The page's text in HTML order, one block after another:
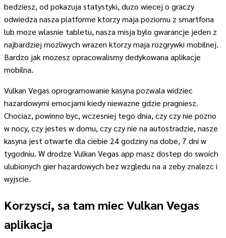
bedziesz, od pokazuja statystyki, duzo wiecej o graczy
odwiedza nasza platforme ktorzy maja poziomu z smartfona
lub moze wlasnie tabletu, nasza misja bylo gwarancje jeden z
najbardziej mozliwych wrazen ktorzy maja rozgrywki mobilnej.
Bardzo jak mozesz opracowalismy dedykowana aplikacje
mobilna.
Vulkan Vegas oprogramowanie kasyna pozwala widziec
hazardowymi emocjami kiedy niewazne gdzie pragniesz.
Chociaz, powinno byc, wczesniej tego dnia, czy czy nie pozno
w nocy, czy jestes w domu, czy czy nie na autostradzie, nasze
kasyna jest otwarte dla ciebie 24 godziny na dobe, 7 dni w
tygodniu. W drodze Vulkan Vegas app masz dostep do swoich
ulubionych gier hazardowych bez wzgledu na a zeby znalezc i
wyjscie.
Korzysci, sa tam miec Vulkan Vegas
aplikacja